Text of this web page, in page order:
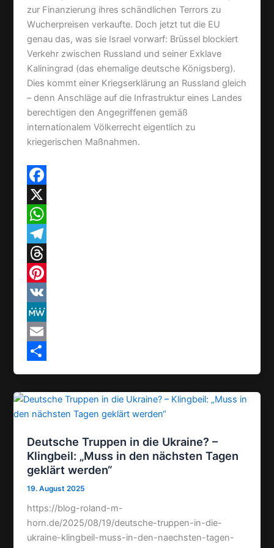
zur Finanzierung ihres schändlichen Terrors zu
Wucherpreisen verkaufte. Doch jetzt tut die EU
genau das, was sie Israel vorwarf: Brüssel blockiert
Verkehr zwischen Russland und seiner Exklave
Kaliningrad (das ehemalige deutsche Königsberg).
Dies kommt einer Kriegserklärung an Russland gleich
– denn Anschläge auf die Infrastruktur eines Landes
berechtigen den Angegriffenen gemäß
internationalem Völkerrecht eigentlich zu
kriegerischen Maßnahmen.
F
a
c
e
b
o
o
k
X
W
h
a
t
s
A
p
T
e
e
g
m
T
h
r
e
a
s
P
i
n
r
e
t
V
K
M
e
e
E
a
i
e
i
e
n
Deutsche Truppen in die Ukraine? –
Klingbeil: „Muss in den nächsten Tagen
geklärt werden“
19. August 2025
https://blog-roland-m-
horn.de/2025/08/19/deutsche-truppen-in-die-
ukraine-klingbeil-muss-in-den-naechsten-tagen-